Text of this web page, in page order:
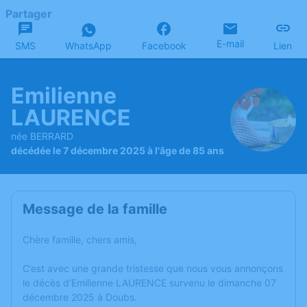
Partager
SMS WhatsApp Facebook E-mail Lien
Emilienne
LAURENCE
née BERRARD
décédée le 7 décembre 2025 à l'âge de 85 ans
Message de la famille
Chère famille, chers amis,
C’est avec une grande tristesse que nous vous annonçons
le décès d’Emilienne LAURENCE survenu le dimanche 07
décembre 2025 à Doubs.